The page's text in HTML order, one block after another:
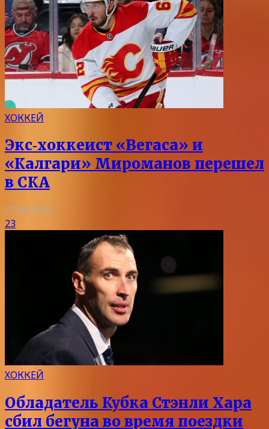
ХОККЕЙ
Экс‑хоккеист «Вегаса» и
«Калгари» Мироманов перешел
в СКА
07.08.2026
23
ХОККЕЙ
Обладатель Кубка Стэнли Хара
сбил бегуна во время поездки